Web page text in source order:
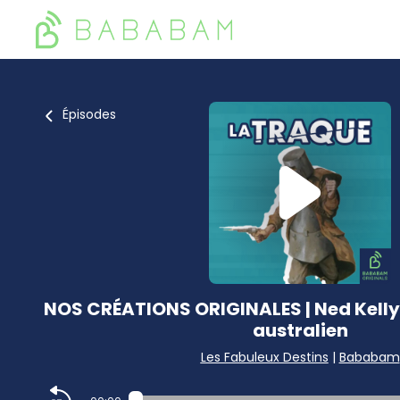
Épisodes
NOS CRÉATIONS ORIGINALES | Ned
australien
Les Fabuleux Destins | Bababam